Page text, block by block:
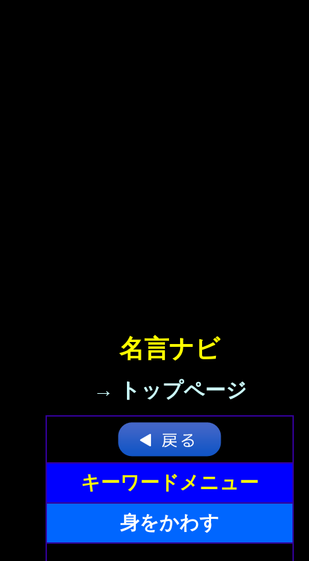
名言ナビ
→ トップページ
キーワードメニュー
身をかわす